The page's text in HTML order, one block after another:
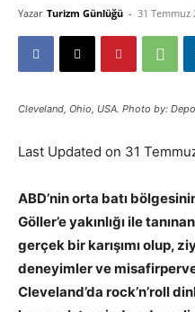
Yazar Turizm Günlüğü - 31 Temmuz
Cleveland, Ohio, USA. Photo by:
Last Updated on 31
ABD’nin orta batı
Göller’e yakınlığı ile
gerçek bir karışımı olup,
deneyimler ve
Cleveland’da rock’n’roll